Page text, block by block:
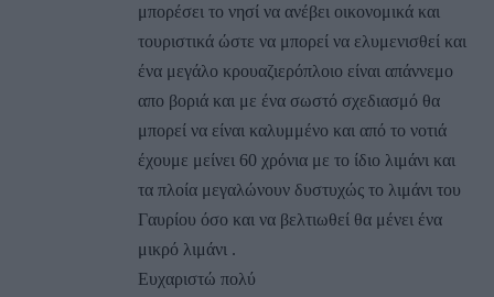
μπορέσει το νησί να ανέβει οικονομικά και
τουριστικά ώστε να μπορεί να ελυμενισθεί και
ένα μεγάλο κρουαζιερόπλοιο είναι απάννεμο
απο βοριά και με ένα σωστό σχεδιασμό θα
μπορεί να είναι καλυμμένο και από το νοτιά
έχουμε μείνει 60 χρόνια με το ίδιο λιμάνι και
τα πλοία μεγαλώνουν δυστυχώς το λιμάνι του
Γαυρίου όσο και να βελτιωθεί θα μένει ένα
μικρό λιμάνι .
Ευχαριστώ πολύ